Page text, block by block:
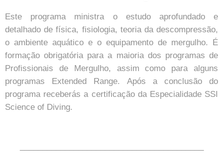
Este programa ministra o estudo aprofundado e
detalhado de física, fisiologia, teoria da descompressão,
o ambiente aquático e o equipamento de mergulho. É
formação obrigatória para a maioria dos programas de
Profissionais de Mergulho, assim como para alguns
programas Extended Range. Após a conclusão do
programa receberás a certificação da Especialidade SSI
Science of Diving.